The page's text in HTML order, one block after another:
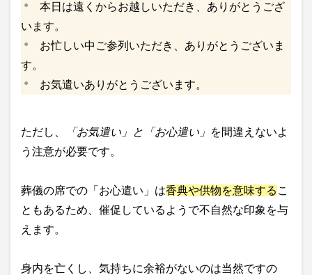
本日は遠くからお越しいただき、ありがとうござ
います。
お忙しい中ご参列いただき、ありがとうございま
す。
お気遣いありがとうございます。
ただし、 「お気遣い」と「お心遣い」 を間違えないよ
う注意が必要です。
葬儀の席での「お心遣い」は香典や供物を意味する こ
ともあるため、催促しているようで不自然な印象を与
えます。
身内を亡くし、気持ちに余裕がないのは当然ですの